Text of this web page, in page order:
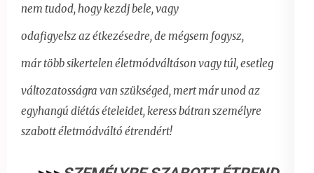
nem tudod, hogy kezdj bele, vagy
odafigyelsz az étkezésedre, de mégsem fogysz,
már több sikertelen életmódváltáson vagy túl, esetleg
változatosságra van szükséged, mert már unod az
egyhangú diétás ételeidet,keress bátran személyre
szabott életmódváltó étrendért!